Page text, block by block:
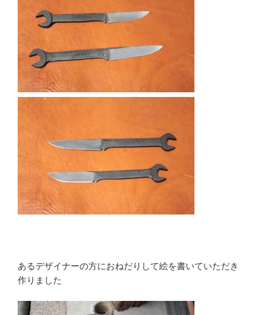
あるデザイナーの方におねだりして絵を書いていただき
作りました